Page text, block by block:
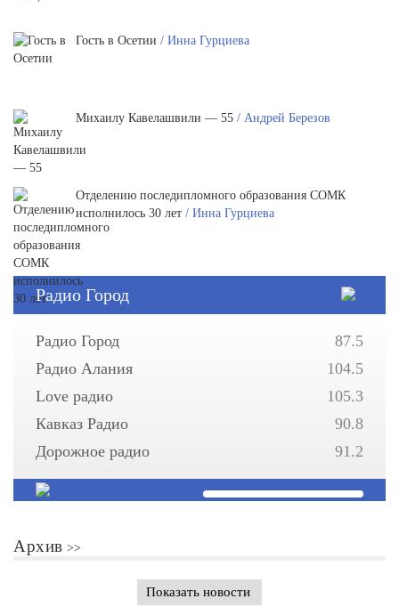
Гость в Осетии / Инна Гурциева
Михаилу Кавелашвили — 55 / Андрей Березов
Отделению последипломного образования СОМК
исполнилось 30 лет / Инна Гурциева
Радио Город
Радио Город
87.5
Радио Алания
104.5
Love радио
105.3
Кавказ Радио
90.8
Дорожное радио
91.2
Архив
Показать новости